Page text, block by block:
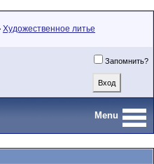
Художественное литье
Запомнить?
Menu